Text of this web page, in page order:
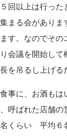
回以上は行った
まる会があり
す。なのでそ
会議を開始して
を吊るし上げる
事に、お酒もは
呼ばれた店舗の
くらい 平均６